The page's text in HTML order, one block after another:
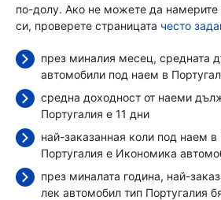
по-долу. Ако не можете да намерите
си, проверете страницата често
през миналия месец, средната
автомобили под наем в
средна доходност от наеми
Португалия е 11 дни
най-заказанная коли под наем
Португалия е Икономика
през миналата година, най-
лек автомобил тип Португалия